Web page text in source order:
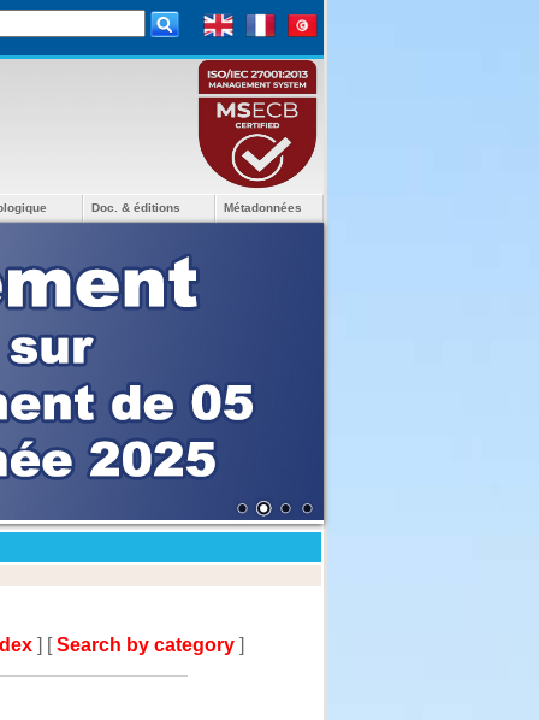
Doc. & éditions Métadonnées
] [Search by category ]